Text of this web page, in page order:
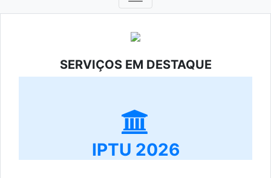
SERVIÇOS EM DESTAQUE
IPTU 2026